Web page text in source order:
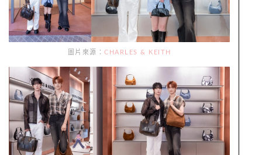
圖片來源： CHARLES & KEITH